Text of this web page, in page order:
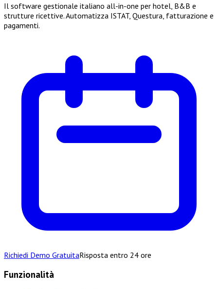
Il software gestionale italiano all-in-one per hotel, B&B e
strutture ricettive. Automatizza ISTAT, Questura, fatturazione e
pagamenti.
Richiedi Demo GratuitaRisposta entro 24 ore
Funzionalità